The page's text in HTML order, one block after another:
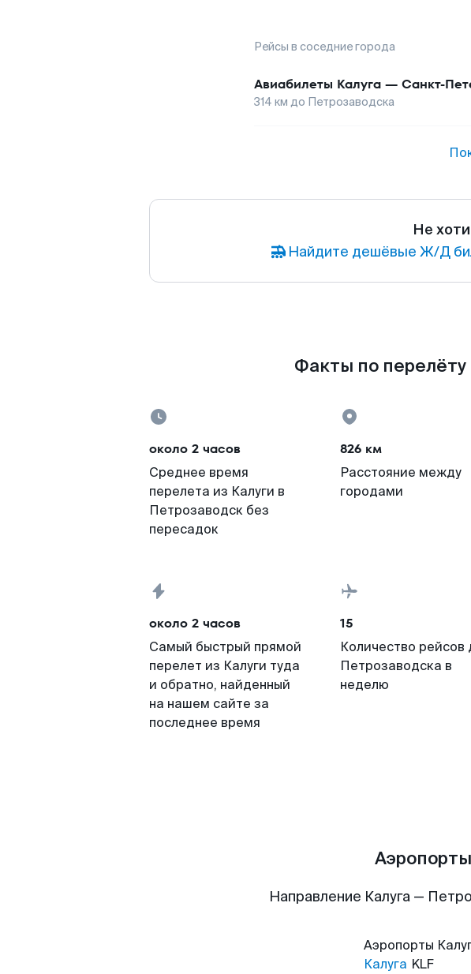
Рейсы в соседние города
Авиабилеты Калуга — Санкт-
314 км до Петрозаводска
Не
Найдите дешёвые Ж/Д
Факты по перелёту
около 2 часов
Среднее время
перелета из Калуги в
Петрозаводск без
пересадок
826 км
Расстояние между
городами
около 2 часов
Самый быстрый прямой
перелет из Калуги туда
и обратно, найденный
на нашем сайте за
последнее время
15
Количество рейсов
Петрозаводска в
неделю
Направление Калуга —
Аэропорты
Калуга KLF